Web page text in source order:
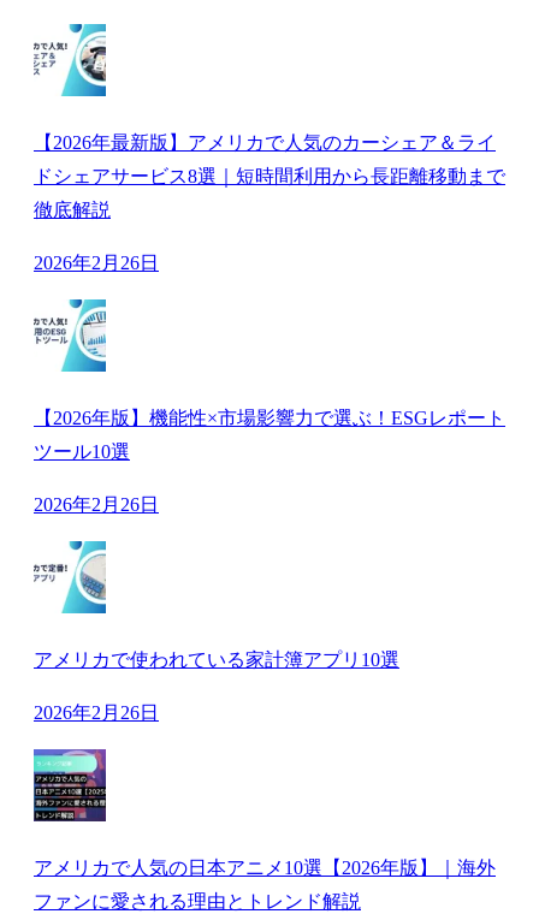
【2026年最新版】アメリカで人気のカーシェア＆ライ
ドシェアサービス8選｜短時間利用から長距離移動まで
徹底解説
2026年2月26日
【2026年版】機能性×市場影響力で選ぶ！ESGレポート
ツール10選
2026年2月26日
アメリカで使われている家計簿アプリ10選
2026年2月26日
アメリカで人気の日本アニメ10選【2026年版】｜海外
ファンに愛される理由とトレンド解説